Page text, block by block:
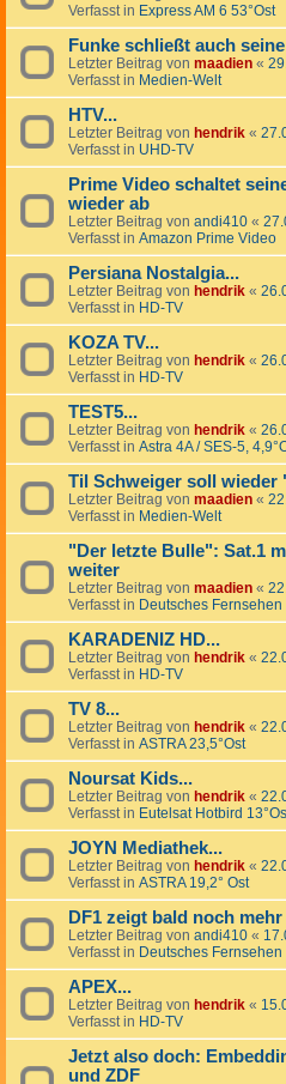
Verfasst in Express AM 6 53°Ost
Funke schließt auch
Letzter Beitrag von maadien «
Verfasst in Medien-Welt
HTV...
Letzter Beitrag von hendrik «
Verfasst in UHD-TV
Prime Video schaltet
wieder ab
Letzter Beitrag von andi410 «
Verfasst in Amazon Prime Video
Persiana Nostalgia...
Letzter Beitrag von hendrik «
Verfasst in HD-TV
KOZA TV...
Letzter Beitrag von hendrik «
Verfasst in HD-TV
TEST5...
Letzter Beitrag von hendrik «
Verfasst in Astra 4A / SES-5,
Til Schweiger soll wieder
Letzter Beitrag von maadien «
Verfasst in Medien-Welt
"Der letzte Bulle": Sat.1
weiter
Letzter Beitrag von maadien «
Verfasst in Deutsches Fernsehen
KARADENIZ HD...
Letzter Beitrag von hendrik «
Verfasst in HD-TV
TV 8...
Letzter Beitrag von hendrik «
Verfasst in ASTRA 23,5°Ost
Noursat Kids...
Letzter Beitrag von hendrik «
Verfasst in Eutelsat Hotbird
JOYN Mediathek...
Letzter Beitrag von hendrik «
Verfasst in ASTRA 19,2° Ost
DF1 zeigt bald noch
Letzter Beitrag von andi410 «
Verfasst in Deutsches Fernsehen
APEX...
Letzter Beitrag von hendrik «
Verfasst in HD-TV
Jetzt also doch:
und ZDF